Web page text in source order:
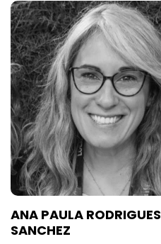
ANA PAULA RODRIGUES
SANCHEZ